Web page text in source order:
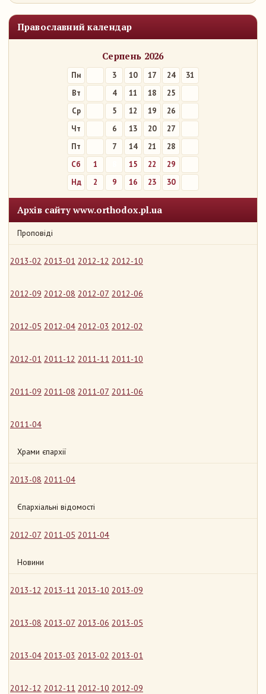
Православний календар
Серпень 2026
Пн 3 10 17 24
31
Вт
4 11 18
25
Ср
5 12 19
26
Чт
6 13 20
27
Пт
7 14 21
28
Сб
1 15 22
29
Нд
2 9 16 23 30
Архів сайту www.orthodox.pl.ua
Проповіді
2013-02 2013-01 2012-12 2012-10
2012-09 2012-08 2012-07 2012-06
2012-05 2012-04 2012-03 2012-02
2012-01 2011-12 2011-11 2011-10
2011-09 2011-08 2011-07 2011-06
2011-04
Храми єпархії
2013-08 2011-04
Єпархіальні відомості
2012-07 2011-05 2011-04
Новини
2013-12 2013-11 2013-10 2013-09
2013-08 2013-07 2013-06 2013-05
2013-04 2013-03 2013-02 2013-01
2012-12 2012-11 2012-10 2012-09